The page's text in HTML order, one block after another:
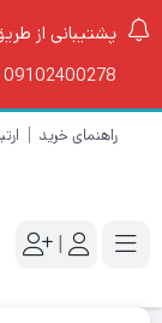
پشتیبانی از
09102400278 از ساعت 10 الی 18
راهنمای خرید
|